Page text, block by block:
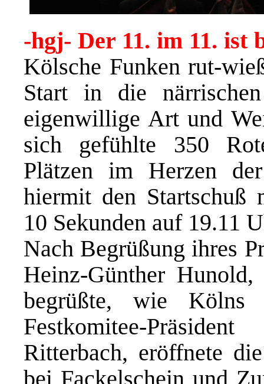
-hgj- Der 11. im 11. ist
Kölsche Funken rut-
Start in die
eigenwillige Art und
sich gefühlte 350
Plätzen im Herzen
hiermit den Startschuß
10 Sekunden auf 19.11
Nach Begrüßung ihres
Heinz-Günther Hunold,
begrüßte, wie Kölns
Festkomitee-
Ritterbach, eröffnete die
bei Fackelschein und